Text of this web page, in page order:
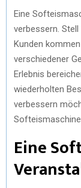
Eine
verbessern.
Kunden
verschiedener
Erlebnis
wiederholten
verbessern
Eine